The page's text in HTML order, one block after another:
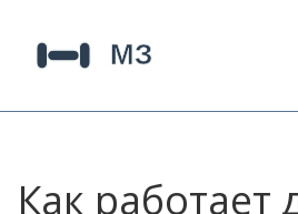
Как работает